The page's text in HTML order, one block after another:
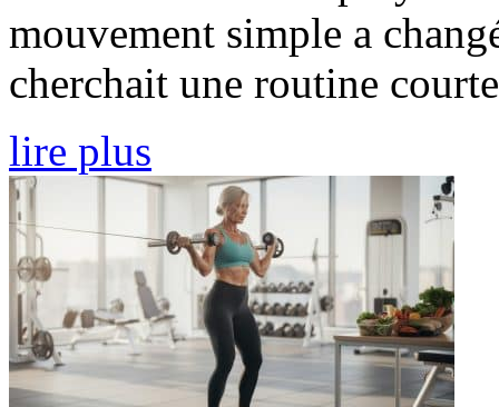
mouvement simple a
cherchait une routine
lire plus